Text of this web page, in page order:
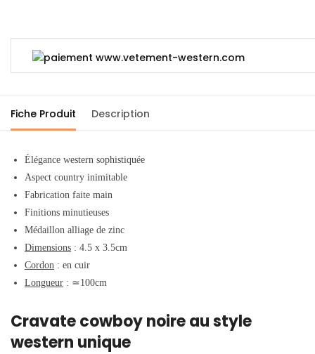
Fiche Produit Description
Élégance western sophistiquée
Aspect country inimitable
Fabrication faite main
Finitions minutieuses
Médaillon alliage de zinc
Dimensions : 4.5 x 3.5cm
Cordon : en cuir
Longueur : ≃100cm
Cravate cowboy noire au style
western unique